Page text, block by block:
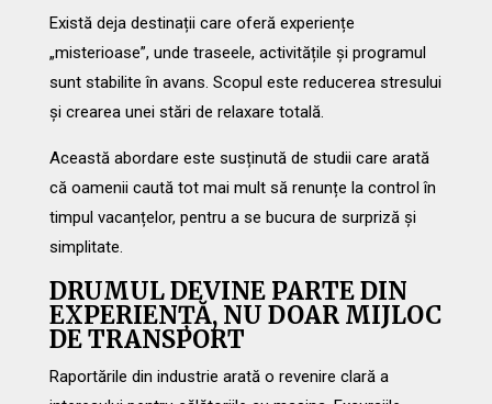
Există deja destinații care oferă experiențe
„misterioase”, unde traseele, activitățile și programul
sunt stabilite în avans. Scopul este reducerea stresului
și crearea unei stări de relaxare totală.
Această abordare este susținută de studii care arată
că oamenii caută tot mai mult să renunțe la control în
timpul vacanțelor, pentru a se bucura de surpriză și
simplitate.
DRUMUL DEVINE PARTE DIN
EXPERIENȚĂ, NU DOAR MIJLOC
DE TRANSPORT
Raportările din industrie arată o revenire clară a